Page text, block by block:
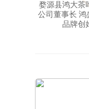
婺源县鸿大茶
公司董事长 鸿
品牌创